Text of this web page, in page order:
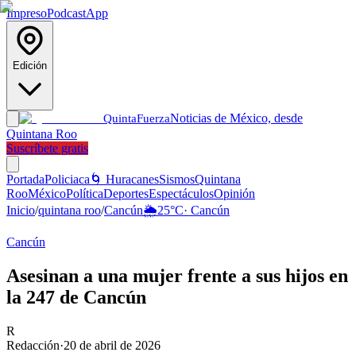
ImpresoPodcastApp
Edición
QuintaFuerzaNoticias de México, desde
Quintana Roo
Suscríbete gratis
PortadaPoliciaca 🌀 HuracanesSismosQuintana
RooMéxicoPolíticaDeportesEspectáculosOpinión
Inicio/quintana roo/Cancún🌦️25°C· Cancún
Cancún
Asesinan a una mujer frente a sus hijos en
la 247 de Cancún
R
Redacción·20 de abril de 2026